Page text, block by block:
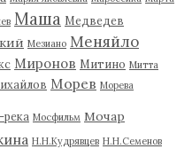
Маша Медведев
Мезиано Меняйло
Миронов Митино Митта
Морев Морева
Мосфильм Мочар
Н.Н.Кудрявцев Н.Н.Семенов